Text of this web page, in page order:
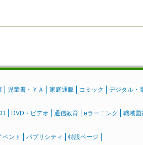
児童書・ＹＡ 家庭通販 コミック デジタル・
DVD・ビデオ 通信教育 eラーニング 職域図
ベント パブリシティ 特設ページ